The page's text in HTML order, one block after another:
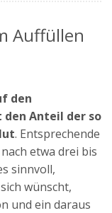
Auffüllen
den
Anteil der so
. Entsprechende
etwa drei bis
sinnvoll,
wünscht,
und ein daraus